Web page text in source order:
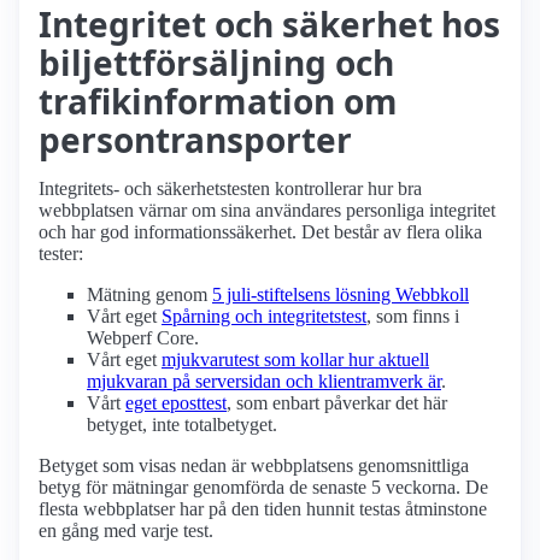
Integritet och säkerhet hos
biljettförsäljning och
trafikinformation om
persontransporter
Integritets- och säkerhetstesten kontrollerar hur bra
webbplatsen värnar om sina användares personliga integritet
och har god informations­säkerhet. Det består av flera olika
tester:
Mätning genom 5 juli-stiftelsens lösning Webbkoll
Vårt eget Spårning och integritetstest, som finns i
Webperf Core.
Vårt eget mjukvarutest som kollar hur aktuell
mjukvaran på serversidan och klient­ramverk är.
Vårt eget eposttest, som enbart påverkar det här
betyget, inte totalbetyget.
Betyget som visas nedan är webbplatsens genomsnittliga
betyg för mätningar genomförda de senaste 5 veckorna. De
flesta webbplatser har på den tiden hunnit testas åtminstone
en gång med varje test.